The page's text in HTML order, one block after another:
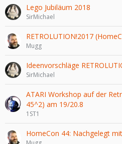
Lego Jubiläum 2018
SirMichael
RETROLUTION!2017
Mugg
Ideenvorschläge
SirMichael
ATARI Workshop auf der
45^2) am 19/20.8
1ST1
HomeCon 44: Nachgelegt